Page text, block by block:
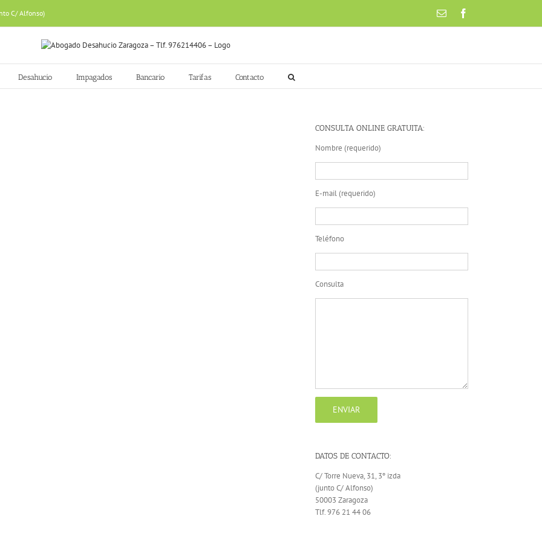
C/ Alfonso) Email
Desahucio Impagados Bancario Tarifas Contacto
CONSULTA ONLINE GRATUITA:
Nombre (requerido)
E-mail (requerido)
Teléfono
Consulta
DATOS DE CONTACTO:
C/ Torre Nueva, 31, 3º izda
(junto C/ Alfonso)
50003 Zaragoza
Tlf. 976 21 44 06